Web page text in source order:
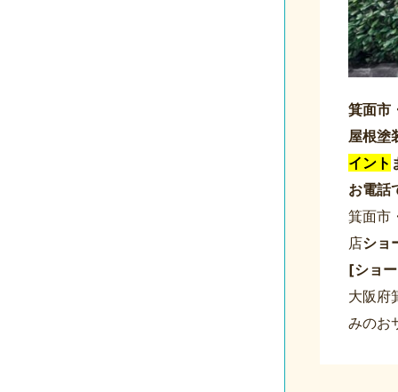
箕面市
屋根塗
イント
お電話
箕面市
店ショ
[ショ
大阪府
みのお